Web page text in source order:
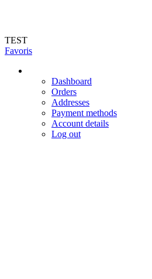
TEST
Favoris
Dashboard
Orders
Addresses
Payment methods
Account details
Log out